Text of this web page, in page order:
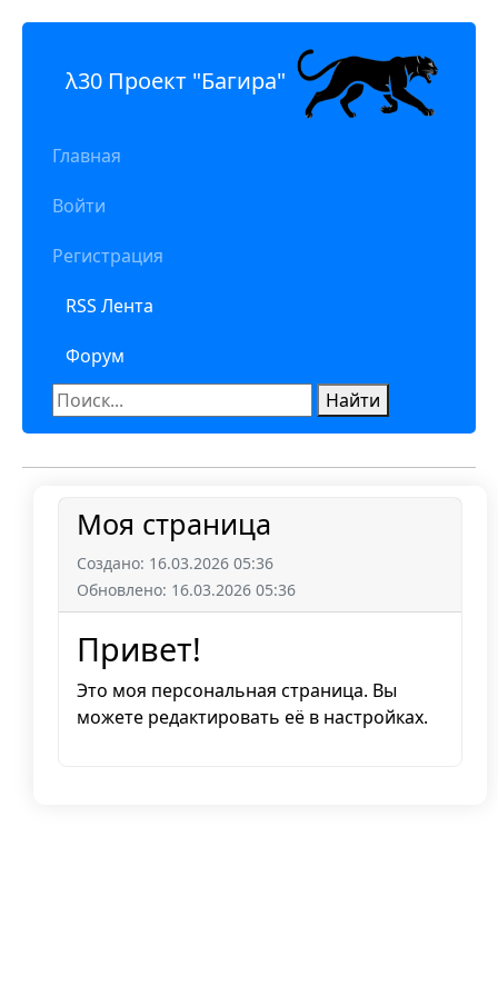
λ30 Проект "Багира"
Главная
Войти
Регистрация
RSS Лента
Форум
Найти
Моя страница
Создано: 16.03.2026 05:36
Обновлено: 16.03.2026 05:36
Привет!
Это моя персональная страница. Вы
можете редактировать её в настройках.